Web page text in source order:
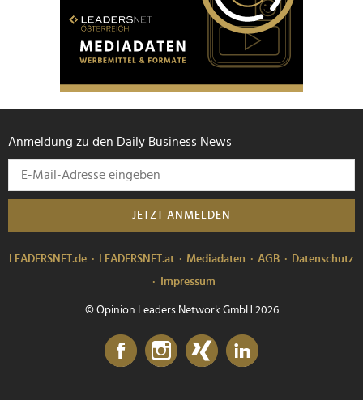
Anmeldung zu den Daily Business News
JETZT ANMELDEN
LEADERSNET.de LEADERSNET.at Mediadaten AGB
Datenschutz
Impressum
© Opinion Leaders Network GmbH 2026